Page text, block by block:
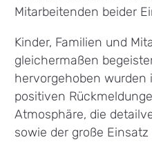
Mitarbeitenden beider
Kinder, Familien und
gleichermaßen
hervorgehoben wurden
positiven
Atmosphäre, die
sowie der große